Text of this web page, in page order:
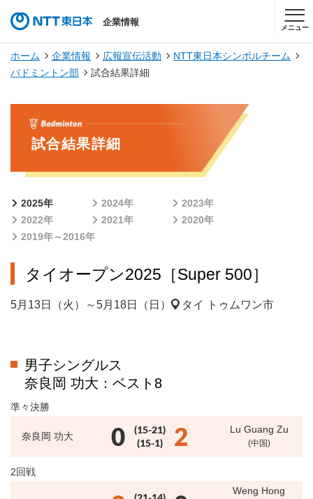
企業情報
メニュー
ホーム 企業情報 広報宣伝活動
NTT東日本シンボルチーム
バドミントン部
試合結果詳細
試合結果詳細
2025年 2024年
2023年
2022年
2021年
2020年
2019年～2016年
タイオープン2025［Super 500］
5月13日（火）～5月18日（日） タイ トゥムワン市
男子シングルス
奈良岡 功大：ベスト8
準々決勝
奈良岡 功大 0
(15-21)
(15-1)
2 Lu Guang Zu
(中国)
2回戦
Weng Hong